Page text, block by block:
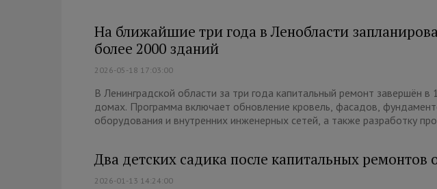
На ближайшие три года в Ленобласти
более 2000 зданий
2026-05-18 17:03:00
В Ленинградской области за три года капитальный ремонт завершён
домах. Программа включает обновление кровель, фасадов,
оборудования и внутренних инженерных сетей, а также разработку
Два детских садика после капитальных ремонтов
2026-01-13 14:24:00